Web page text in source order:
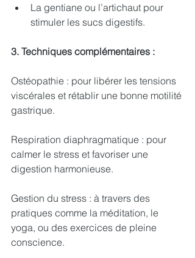
La gentiane ou l’artichaut pour
stimuler les sucs digestifs.
3. Techniques complémentaires :
Ostéopathie : pour libérer les tensions
viscérales et rétablir une bonne motilité
gastrique.
Respiration diaphragmatique : pour
calmer le stress et favoriser une
digestion harmonieuse.
Gestion du stress : à travers des
pratiques comme la méditation, le
yoga, ou des exercices de pleine
conscience.